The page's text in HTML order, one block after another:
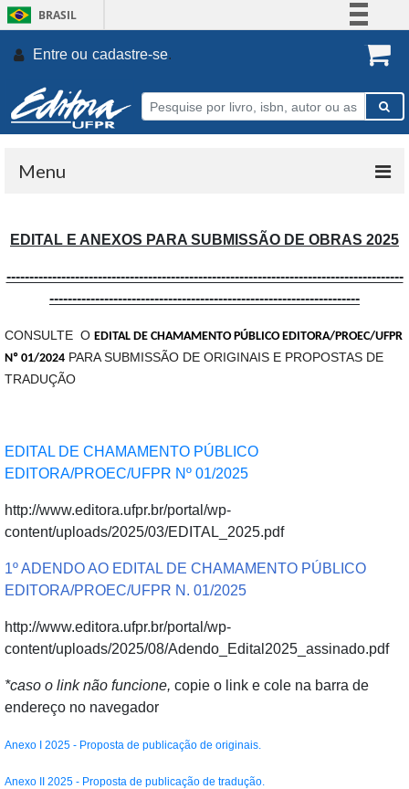
BRASIL
Participe
Entre ou cadastre-se.
Menu
EDITAL E ANEXOS PARA SUBMISSÃO DE OBRAS 2025
---------------------------------------------------------------------------------------
--------------------------------------------------------------------
CONSULTE O EDITAL DE CHAMAMENTO PÚBLICO EDITORA/PROEC/UFPR
Nº 01/2024 PARA SUBMISSÃO DE ORIGINAIS E PROPOSTAS DE
TRADUÇÃO
EDITAL DE CHAMAMENTO PÚBLICO
EDITORA/PROEC/UFPR Nº 01/2025
http://www.editora.ufpr.br/portal/wp-
content/uploads/2025/03/EDITAL_2025.pdf
1º ADENDO AO EDITAL DE CHAMAMENTO PÚBLICO
EDITORA/PROEC/UFPR N. 01/2025
http://www.editora.ufpr.br/portal/wp-
content/uploads/2025/08/Adendo_Edital2025_assinado.pdf
*caso o link não funcione, copie o link e cole na barra de
endereço no navegador
Anexo I 2025 - Proposta de publicação de originais.
Anexo II 2025 - Proposta de publicação de tradução.